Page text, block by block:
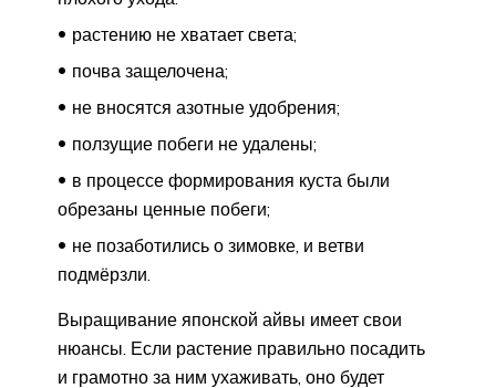
растению не хватает света;
почва защелочена;
не вносятся азотные удобрения;
ползущие побеги не удалены;
в процессе формирования куста были
обрезаны ценные побеги;
не позаботились о зимовке, и ветви
подмёрзли.
Выращивание японской айвы имеет свои
нюансы. Если растение правильно посадить
и грамотно за ним ухаживать, оно будет